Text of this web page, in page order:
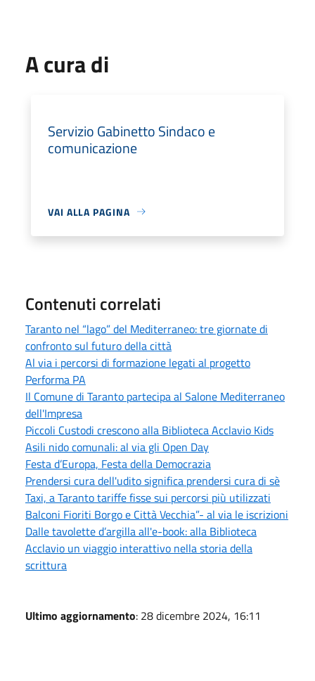
A cura di
Servizio Gabinetto Sindaco e
comunicazione
VAI ALLA PAGINA
Contenuti correlati
Taranto nel “lago” del Mediterraneo: tre giornate di
confronto sul futuro della città
Al via i percorsi di formazione legati al progetto
Performa PA
Il Comune di Taranto partecipa al Salone Mediterraneo
dell'Impresa
Piccoli Custodi crescono alla Biblioteca Acclavio Kids
Asili nido comunali: al via gli Open Day
Festa d’Europa, Festa della Democrazia
Prendersi cura dell'udito significa prendersi cura di sè
Taxi, a Taranto tariffe fisse sui percorsi più utilizzati
Balconi Fioriti Borgo e Città Vecchia”- al via le iscrizioni
Dalle tavolette d’argilla all'e-book: alla Biblioteca
Acclavio un viaggio interattivo nella storia della
scrittura
Ultimo aggiornamento: 28 dicembre 2024, 16:11